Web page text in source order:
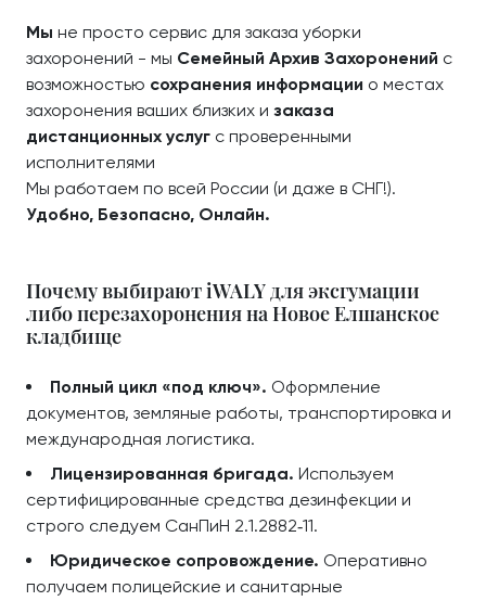
Мы не просто сервис для заказа уборки
захоронений - мы Семейный Архив Захоронений с
возможностью сохранения информации о местах
захоронения ваших близких и заказа
дистанционных услуг с проверенными
исполнителями
Мы работаем по всей России (и даже в СНГ!).
Удобно, Безопасно, Онлайн.
Почему выбирают iWALY для эксгумации
либо перезахоронения на Новое Елшанское
кладбище
Полный цикл «под ключ». Оформление
документов, земляные работы, транспортировка и
международная логистика.
Лицензированная бригада. Используем
сертифицированные средства дезинфекции и
строго следуем СанПиН 2.1.2882‑11.
Юридическое сопровождение. Оперативно
получаем полицейские и санитарные